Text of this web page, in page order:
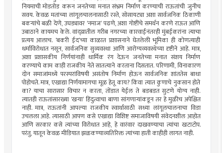
नियमाची मोडतोड करून जनतेच्या मनात संभ्रम निर्माण करण्याची राऊतांची जुनीच
सवय. केवळ मतांच्या लांगूलचालनासाठी रस्ते, सोसायट्या अशा सार्वजनिक ठिकाणी
बकर्‍यांचे बळी देणे, उघड्यावर ‘नमाज’ पढणे, अशा गोष्टींचे समर्थन करणे राऊत आणि
उबाठाने कायमच केले. वांद्य्रातील गरीब नगरच्या कारवाईनंतरही मुंबईकरांना त्याचा
प्रत्यय आलाच. ‘बकरी ईद’च्या काळात प्रशासनाने घेतलेली भूमिका ही कोणत्याही
धर्माविरोधात नसून, सार्वजनिक सुव्यवस्था आणि आरोग्यव्यवस्थेच्या दृष्टीने आहे. मात्र,
अशा प्रशासकीय निर्णयांनाही धार्मिक रंग देऊन जनतेच्या मनात संशय निर्माण
करण्याचे काम काही राजकीय नेते सातत्याने करताना दिसतात. परिणामी, विनाकारण
दोन समाजांमध्ये परस्परांविषयी असंतोष निर्माण होऊन सार्वजनिक शांततेस बाधा
पोहोचते. मात्र, एखाद्या निर्णयामागचा मूळ हेतू काय? किंवा त्यात कुणाचे नुकसान होते
का? याचा सारासार विचार न करता, तोंडात येईल ते बडबडत सुटणे योग्य नाही.
त्यातही राऊतांसारख्या ‘खर्‍या’ हिंदुत्वाचा बाणा सांगणार्‍यांकडून तर हे मुळीच अपेक्षित
नाही. मात्र, राऊतांनी आपल्या राजकीय स्वार्थासाठी सध्या लांगूलचालनाचा विडा
उचलला आहे. त्यासाठी आपण कसे एखाद्या विशिष्ट समाजाविषयी संवेदनशील आहोत
आणि सरकार कसे त्यांच्या विरोधात आहे, हे वारंवार दाखवण्याचा त्यांचा खटाटोप.
परंतु, यातून केवळ मीडियात झळकण्याव्यतिरिक्त त्यांच्या हाती काहीही लागत नाही.